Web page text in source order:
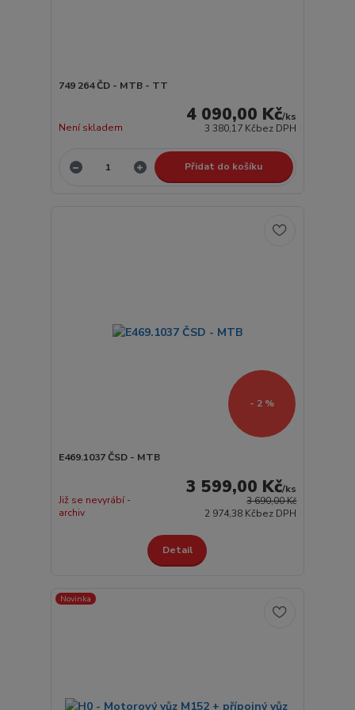
749 264 ČD - MTB - TT
4 090,00 Kč/ks
3 380,17 Kčbez DPH
Není skladem
Přidat do košíku
- 2 %
E469.1037 ČSD - MTB
3 690,00 Kč
3 599,00 Kč/ks
2 974,38 Kčbez DPH
Již se nevyrábí -
archiv
Detail
Novinka